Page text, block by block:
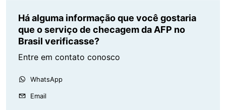
Há alguma informação que você gostaria
que o serviço de checagem da AFP no
Brasil verificasse?
Entre em contato conosco
WhatsApp
Email